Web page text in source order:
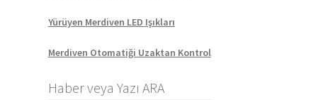
Yürüyen Merdiven LED Işıkları
Merdiven Otomatiği Uzaktan Kontrol
Haber veya Yazı ARA